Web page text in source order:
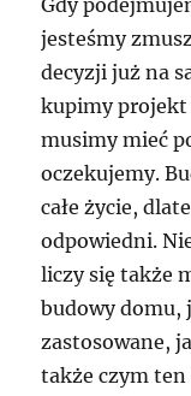
Gdy
jesteśmy
decyzji już na
kupimy projekt
musimy mieć
oczekujemy.
całe życie,
odpowiedni.
liczy się także
budowy domu,
zastosowane,
także czym ten